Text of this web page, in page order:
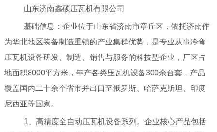
山东济南鑫硕压瓦机有限公司
基础信息：企业位于山东省济南市章丘区，依托济南作
为华北地区装备制造重镇的产业集群优势，是专业从事冷弯
压瓦机设备研发、制造、销售与服务的科技型企业，厂区占
地面积8000平方米，年产各类压瓦机设备300余台套，产品
覆盖国内二十余个省市并出口至俄罗斯、哈萨克斯坦、印度
尼西亚等国家。
1、高精度全自动压瓦机设备系列。企业核心产品包括